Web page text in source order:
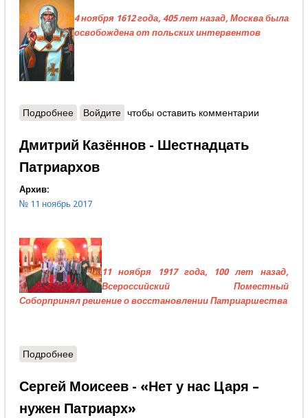
4 ноября 1612 года, 405 лет назад, Москва была
освобождена от польских интервентов
Подробнеео Станислав Минаков - Что нам сказал Патриарх
Войдите чтобы оставить комментарии
Дмитрий Казённов - Шестнадцать
Патриархов
Архив:
№ 11 ноябрь 2017
11 ноября 1917 года, 100 лет назад,
Всероссийский Поместный
Соборпринял решение о восстановлении Патриаршества
Подробнеео Дмитрий Казённов - Шестнадцать Патриархов
Сергей Моисеев - «Нет у нас Царя –
нужен Патриарх»